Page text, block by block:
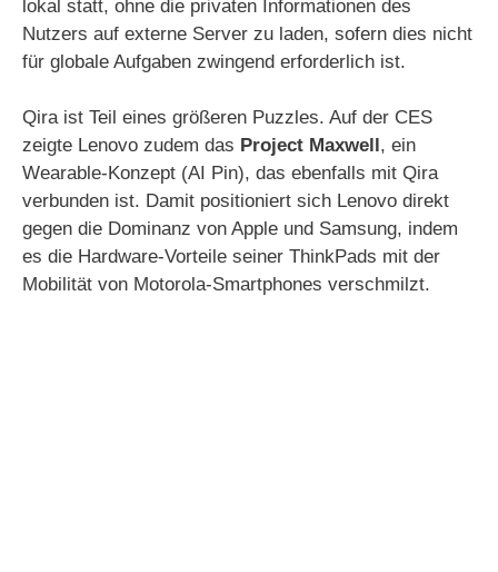
lokal statt, ohne die privaten Informationen des
Nutzers auf externe Server zu laden, sofern dies nicht
für globale Aufgaben zwingend erforderlich ist.
Qira ist Teil eines größeren Puzzles. Auf der CES
zeigte Lenovo zudem das Project Maxwell, ein
Wearable-Konzept (AI Pin), das ebenfalls mit Qira
verbunden ist. Damit positioniert sich Lenovo direkt
gegen die Dominanz von Apple und Samsung, indem
es die Hardware-Vorteile seiner ThinkPads mit der
Mobilität von Motorola-Smartphones verschmilzt.